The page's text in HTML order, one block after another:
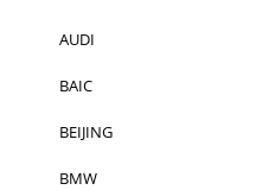
AUDI
BAIC
BEIJING
BMW